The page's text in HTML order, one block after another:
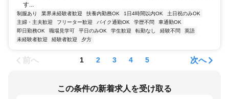
す...
制服あり 業界未経験者歓迎 扶養内勤務OK 1日4時間以内OK
土日祝のみOK
主婦・主夫歓迎
フリーター歓迎 バイク通勤OK 学歴不問
車通勤OK
即日勤務OK
職場見学可 平日のみOK 学生歓迎 転勤なし 経験不問
英語
未経験者歓迎
経験者歓迎 夕方
前へ 1 2 3 4 5 次へ
この条件の新着求人を受け取る